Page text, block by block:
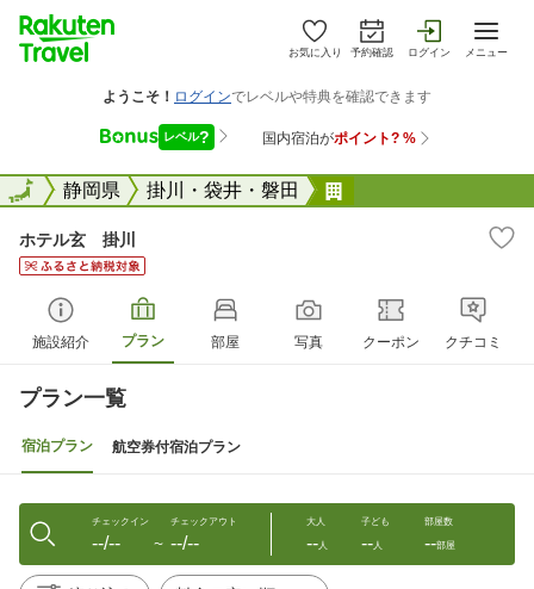
お気に入り 予約確認 ログイン メニュー
全国静岡県 掛川・袋井・磐田
全国
ホテル玄 掛川
施設紹介 プラン 部屋 写真 クーポン クチコミ
プラン一覧
宿泊プラン 航空券付宿泊プラン
チェックイン
--/-- 〜
チェックアウト
--/--
大人
--人
子ども
--人
部屋数
--部屋